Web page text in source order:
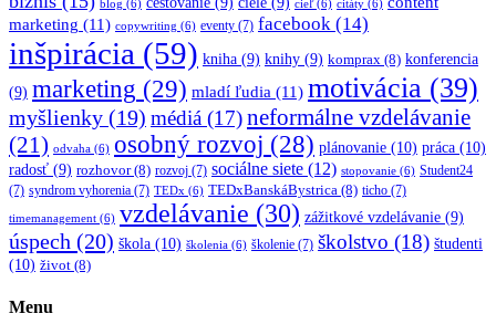
blog (6) cieľ(6) citáty (6)
marketing (11) copywriting (6) eventy (7) facebook (14)
inšpirácia (59) kniha (9) knihy (9) komprax (8) konferencia
(9) marketing (29) mladí ľudia (11) motivácia (39)
myšlienky (19) médiá (17)neformálne vzdelávanie
(21) odvaha (6) osobný rozvoj (28) plánovanie (10) práca (10)
radosť (9) rozhovor(8) rozvoj (7) sociálne siete (12) stopovanie (6) Student24
(7) syndrom vyhorenia (7) TEDx (6) TEDxBanskáBystrica (8) ticho (7)
timemanagement (6) vzdelávanie (30) zážitkové vzdelávanie (9)
úspech (20) škola (10) školenia (6) školenie (7) školstvo (18) študenti
(10) život (8)
Menu